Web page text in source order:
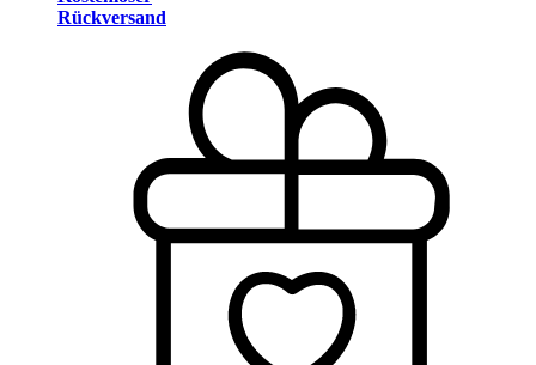
Rückversand